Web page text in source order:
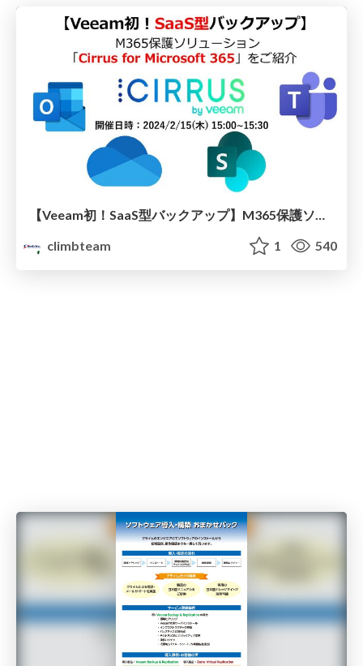
climbteam
1 540